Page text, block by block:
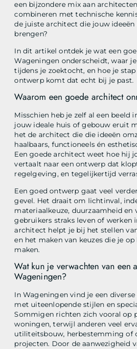
een bijzondere mix aan
combineren met technische
de juiste architect die jouw
brengen?
In dit artikel ontdek je wat een
Wageningen onderscheidt, waar
tijdens je zoektocht, en hoe je
ontwerp komt dat echt bij je past.
Waarom een goede architect
Misschien heb je zelf al een beeld
jouw ideale huis of gebouw eruit
het de architect die die ideeën
haalbaars, functioneels én
Een goede architect weet hoe hij
vertaalt naar een ontwerp dat
regelgeving, en tegelijkertijd
Een goed ontwerp gaat veel
gevel. Het draait om lichtinval,
materiaalkeuze, duurzaamheid en
gebruikers straks leven of werken
architect helpt je bij het stellen
en het maken van keuzes die je
maken.
Wat kun je verwachten van een
Wageningen?
In Wageningen vind je een
met uiteenlopende stijlen en
Sommigen richten zich vooral op
woningen, terwijl anderen veel
utiliteitsbouw, herbestemming of
projecten. Door de aanwezigheid